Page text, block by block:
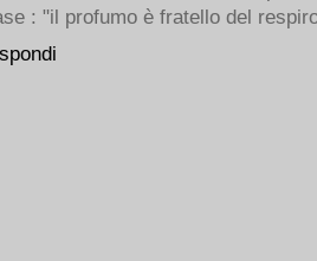
: "il profumo è fratello del